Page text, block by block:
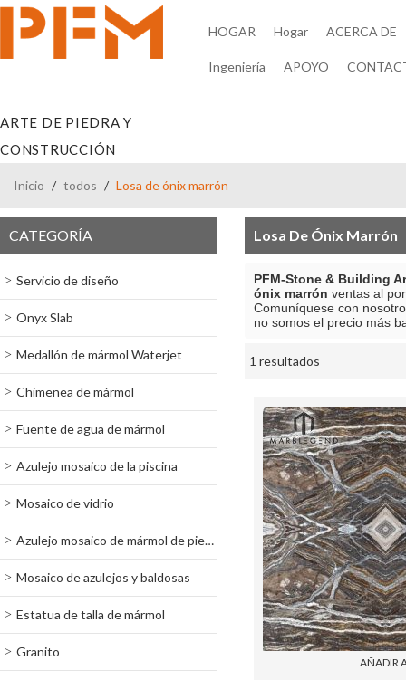
ARTE DE PIEDRA Y
CONSTRUCCIÓN
HOGAR Hogar ACERCA DE
Ingeniería APOYO
Inicio / todos / Losa de ónix marrón
CATEGORÍA
Servicio de diseño
Onyx Slab
Medallón de mármol Waterjet
Chimenea de mármol
Fuente de agua de mármol
Azulejo mosaico de la piscina
Mosaico de vidrio
Azulejo mosaico de mármol de piedra
Mosaico de azulejos y baldosas
Estatua de talla de mármol
Granito
Losa De Ónix Marrón
PFM-Stone & Building
ónix marrón ventas al
Comuníquese con
no somos el precio más
1 resultados
escaparate
AÑADIR